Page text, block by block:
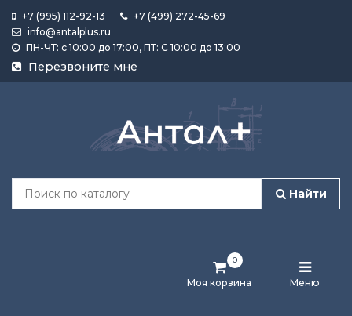
+7 (995) 112-92-13
+7 (499) 272-45-69
info@antalplus.ru
ПН-ЧТ: с 10:00 до 17:00, ПТ: С 10:00 до 13:00
Перезвоните мне
Найти
Моя корзина
0
Меню
Каталог
продукции
Лента